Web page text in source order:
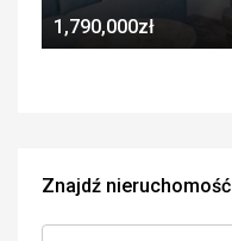
1,790,000zł
Znajdź nieruchomość